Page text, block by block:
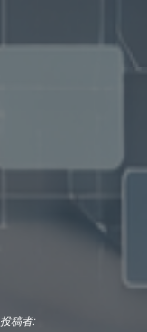
投稿者: